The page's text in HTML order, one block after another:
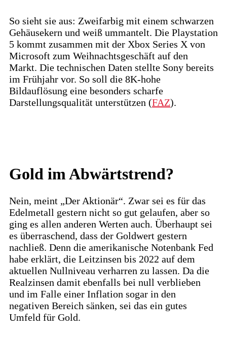
So sieht sie aus: Zweifarbig mit einem schwarzen
Gehäusekern und weiß ummantelt. Die Playstation
5 kommt zusammen mit der Xbox Series X von
Microsoft zum Weihnachtsgeschäft auf den
Markt. Die technischen Daten stellte Sony bereits
im Frühjahr vor. So soll die 8K-hohe
Bildauflösung eine besonders scharfe
Darstellungsqualität unterstützen (FAZ).
Gold im Abwärtstrend?
Nein, meint „Der Aktionär“. Zwar sei es für das
Edelmetall gestern nicht so gut gelaufen, aber so
ging es allen anderen Werten auch. Überhaupt sei
es überraschend, dass der Goldwert gestern
nachließ. Denn die amerikanische Notenbank Fed
habe erklärt, die Leitzinsen bis 2022 auf dem
aktuellen Nullniveau verharren zu lassen. Da die
Realzinsen damit ebenfalls bei null verblieben
und im Falle einer Inflation sogar in den
negativen Bereich sänken, sei das ein gutes
Umfeld für Gold.